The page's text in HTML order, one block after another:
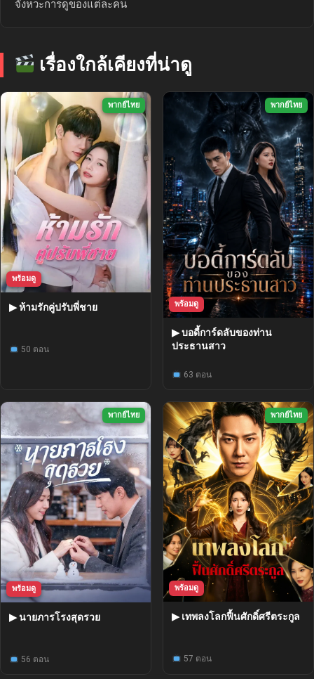
จังหวะการดูของแต่ละคน
เรื่องใกล้เคียงที่น่าดู
พากย์ไทย
พร้อมดู
▶ ห้ามรักคู่ปรับพี่ชาย
50 ตอน
พากย์ไทย
พร้อมดู
▶ บอดี้การ์ดลับของท่าน
ประธานสาว
63 ตอน
พากย์ไทย
พร้อมดู
▶ นายภารโรงสุดรวย
56 ตอน
พากย์ไทย
พร้อมดู
▶ เทพลงโลกฟื้นศักดิ์ศรีตระกูล
57 ตอน